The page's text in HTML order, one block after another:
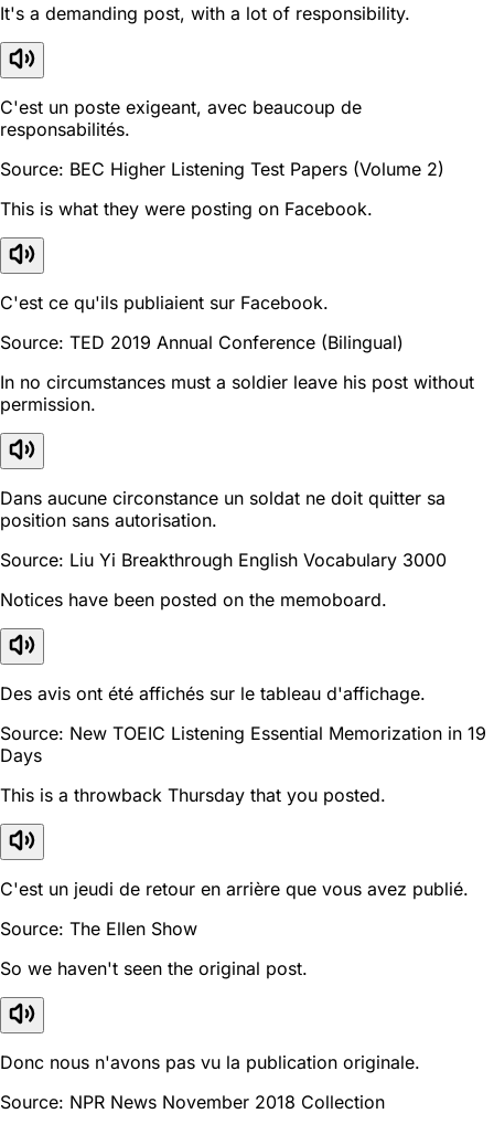
It's a demanding post, with a lot of responsibility.
C'est un poste exigeant, avec beaucoup de
responsabilités.
Source: BEC Higher Listening Test Papers (Volume 2)
This is what they were posting on Facebook.
C'est ce qu'ils publiaient sur Facebook.
Source: TED 2019 Annual Conference (Bilingual)
In no circumstances must a soldier leave his post without
permission.
Dans aucune circonstance un soldat ne doit quitter sa
position sans autorisation.
Source: Liu Yi Breakthrough English Vocabulary 3000
Notices have been posted on the memoboard.
Des avis ont été affichés sur le tableau d'affichage.
Source: New TOEIC Listening Essential Memorization in 19
Days
This is a throwback Thursday that you posted.
C'est un jeudi de retour en arrière que vous avez publié.
Source: The Ellen Show
So we haven't seen the original post.
Donc nous n'avons pas vu la publication originale.
Source: NPR News November 2018 Collection